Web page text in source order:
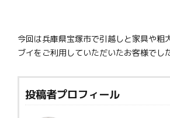
今回は兵庫県宝塚市で引越しと家具や粗
ブイをご利用していただいたお客様でした
投稿者プロフィール